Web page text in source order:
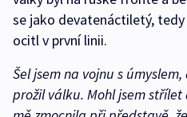
se jako devatenáctiletý,
ocitl v první linii.
Šel jsem na vojnu s
prožil válku. Mohl jsem